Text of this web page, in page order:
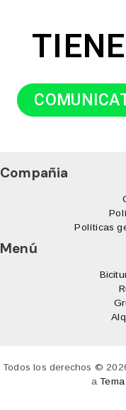
Compañia
Políticas
Menú
Todos los derechos ©
a